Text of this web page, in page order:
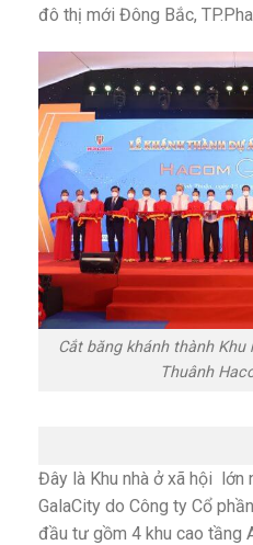
đô thị mới Đông Bắc,
Cắt băng khánh thành
Thuânh
Đây là Khu nhà ở xã hội lớn
GalaCity do Công ty Cổ
đầu tư gồm 4 khu cao tầng